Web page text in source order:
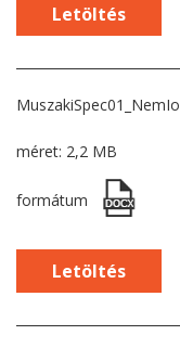
Letöltés
méret: 2,2 MB
formátum
Letöltés